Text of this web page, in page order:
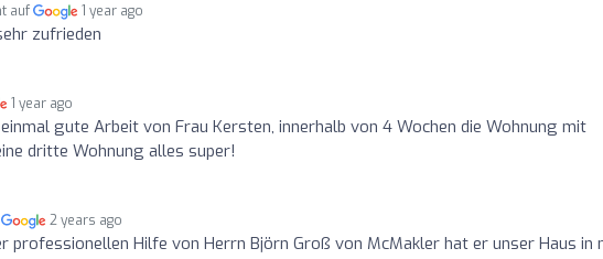
auf 1 year ago
zufrieden
1 year ago
gute Arbeit von Frau Kersten, innerhalb von 4 Wochen die Wohnung mit
dritte Wohnung alles super!
2 years ago
professionellen Hilfe von Herrn Björn Groß von McMakler hat er unser Haus in